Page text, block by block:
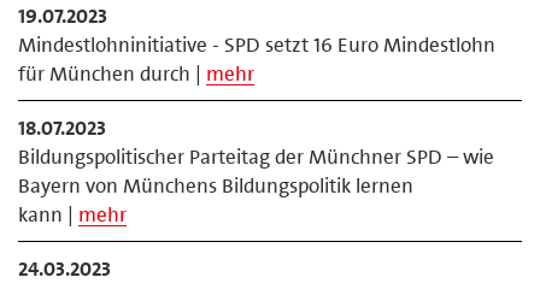
19.07.2023
Mindestlohninitiative - SPD setzt 16 Euro Mindestlohn
für München durch | mehr
18.07.2023
Bildungspolitischer Parteitag der Münchner SPD – wie
Bayern von Münchens Bildungspolitik lernen
kann | mehr
24.03.2023